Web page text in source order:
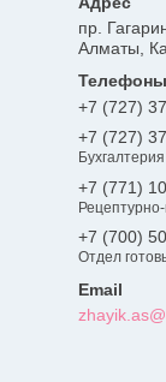
пр.
Алматы,
+7 (727)
+7 (727)
Бухгалтерия
+7 (771)
+7 (700)
Отдел